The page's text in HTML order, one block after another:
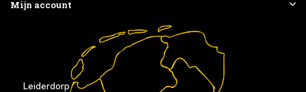
Mijn account
Leiderdorp